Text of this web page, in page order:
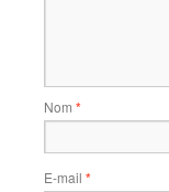
Nom *
E-mail *